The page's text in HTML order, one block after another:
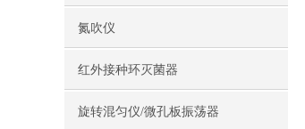
氮吹仪
红外接种环灭菌器
旋转混匀仪/微孔板振荡器